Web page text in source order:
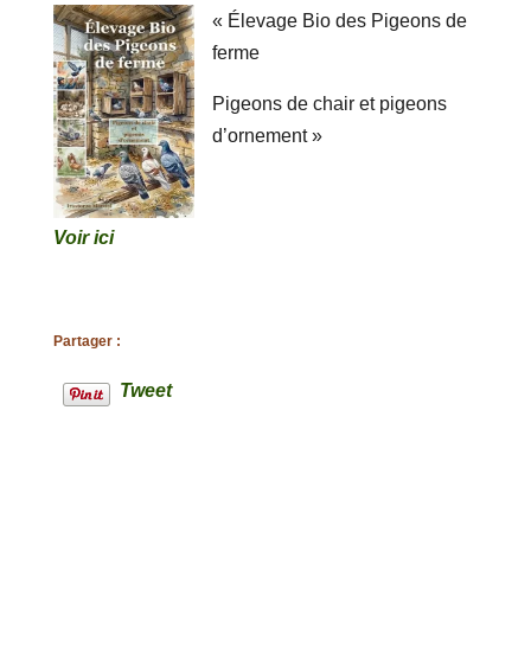
« Élevage Bio des Pigeons de
ferme
Pigeons de chair et pigeons
d’ornement »
Voir ici
Partager :
Tweet